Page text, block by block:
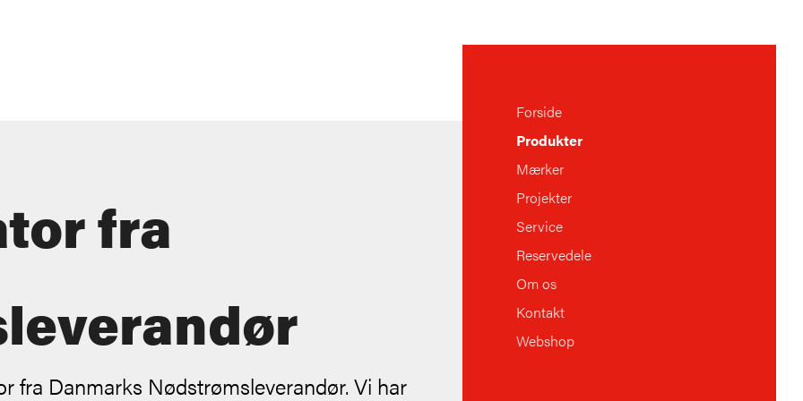
Forside
Produkter
Mærker
Projekter
Service
Reservedele
Om os
Kontakt
Webshop
fra
fra Danmarks Nødstrømsleverandør. Vi har